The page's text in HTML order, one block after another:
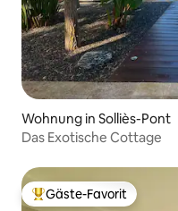
Wohnung in Solliès-Pont
Das Exotische Cottage
Beliebter Gäste-Favorit.
Gäste-Favorit